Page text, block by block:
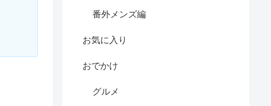
番外メンズ編
お気に入り
おでかけ
グルメ